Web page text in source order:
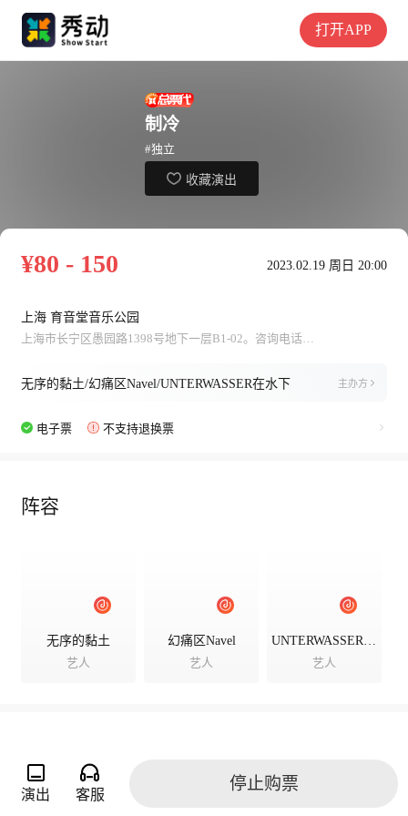
打开APP
制冷
#独立
收藏演出
¥80 - 150 2023.02.19 周日 20:00
上海 育音堂音乐公园
上海市长宁区愚园路1398号地下一层B1-02。咨询电话：021—52378662
无序的黏土/幻痛区Navel/UNTERWASSER在水下 主办方
电子票 不支持退换票
阵容
无序的黏土
艺人
幻痛区Navel
艺人
UNTERWASSER在水下
艺人
演出相册
演出 客服
停止购票